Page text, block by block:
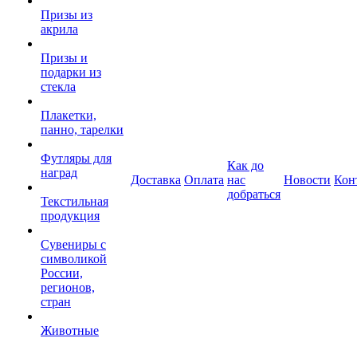
Призы из
акрила
Призы и
подарки из
стекла
Плакетки,
панно, тарелки
Футляры для
наград
Текстильная
продукция
Сувениры с
символикой
России,
регионов,
стран
Животные
Доставка Оплата
Как до
нас
добраться
Новости